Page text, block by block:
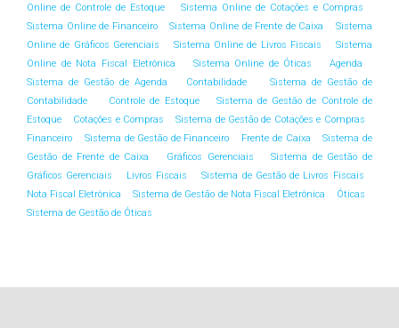
Online de Controle de Estoque
Sistema Online de Cotações e Compras
Sistema Online de Financeiro
Sistema Online de Frente de Caixa
Sistema
Online de Gráficos Gerenciais
Sistema Online de Livros Fiscais
Sistema
Online de Nota Fiscal Eletrônica
Sistema Online de Óticas
Agenda
Sistema de Gestão de Agenda
Contabilidade
Sistema de Gestão de
Contabilidade
Controle de Estoque
Sistema de Gestão de Controle de
Estoque
Cotações e Compras
Sistema de Gestão de Cotações e Compras
Financeiro
Sistema de Gestão de Financeiro Frente de Caixa
Sistema de
Gestão de Frente de Caixa
Gráficos Gerenciais
Sistema de Gestão de
Gráficos Gerenciais
Livros Fiscais
Sistema de Gestão de Livros Fiscais
Nota Fiscal Eletrônica
Sistema de Gestão de Nota Fiscal Eletrônica
Óticas
Sistema de Gestão de Óticas